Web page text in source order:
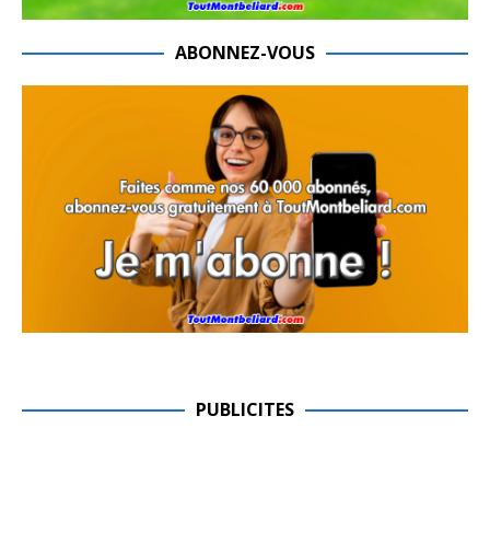
ABONNEZ-VOUS
PUBLICITES